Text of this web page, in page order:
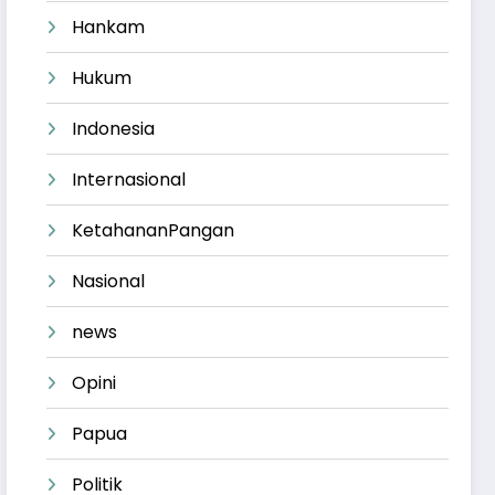
Hankam
Hukum
Indonesia
Internasional
KetahananPangan
Nasional
news
Opini
Papua
Politik